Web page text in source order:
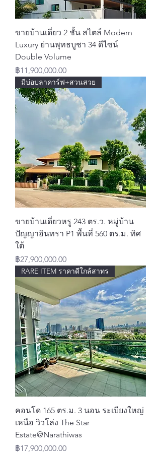
ขายบ้านเดี่ยว 2 ชั้น สไตล์ Modern
Luxury ย่านพุทธบูชา 34 ดีไซน์
Double Volume
ราคา
฿11,900,000.00
มีบ่อปลาคาร์ฟ+สวนสวย
ขายบ้านเดี่ยวหรู 243 ตร.ว. หมู่บ้าน
ปัญญาอินทรา P1 พื้นที่ 560 ตร.ม. ทิศ
ใต้
ราคา
฿27,900,000.00
RARE ITEM ราคาดีใกล้สาทร
คอนโด 165 ตร.ม. 3 นอน ระเบียงใหญ่
เหนือ วิวโล่ง The Star
Estate@Narathiwas
ราคา
฿17,900,000.00